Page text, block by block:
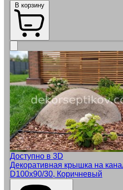
Доступно в 3D
Декоративная крышка на
D100x90/30, Коричневый